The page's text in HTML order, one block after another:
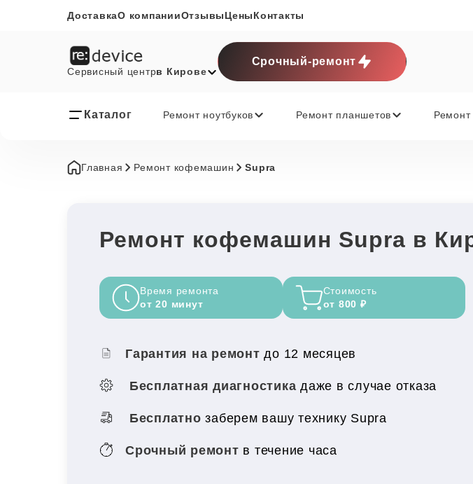
ДоставкаО компанииОтзывыЦеныКонтакты
Сервисный центрв Кирове
Срочный-ремонт
Каталог Ремонт ноутбуков Ремонт планшетов
Главная Ремонт кофемашин Supra
Ремонт кофемашин Supra в
Время ремонта
от 20 минут
Стоимость
от 800 ₽
Гарантия на ремонтдо 12 месяцев
Бесплатная диагностика даже в случае отказа
Бесплатно заберем вашу технику Supra
Срочный ремонт в течение часа